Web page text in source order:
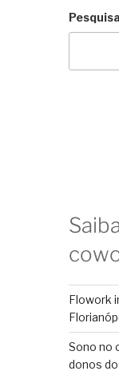
Flowork
Sono no
donos